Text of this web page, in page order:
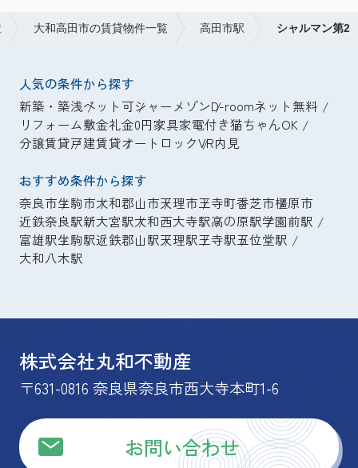
大和高田市の賃貸物件一覧 高田市駅 シャルマン第2
人気の条件から探す
新築・築浅ペット可シャーメゾンD-roomネット無料
リフォーム敷金礼金0円家具家電付き猫ちゃんOK
分譲賃貸戸建賃貸オートロックVR内見
おすすめ条件から探す
奈良市生駒市大和郡山市天理市王寺町香芝市橿原市
近鉄奈良駅新大宮駅大和西大寺駅高の原駅学園前駅
富雄駅生駒駅近鉄郡山駅天理駅王寺駅五位堂駅
大和八木駅
株式会社丸和不動産
〒631-0816 奈良県奈良市西大寺本町1-6
お問い合わせ